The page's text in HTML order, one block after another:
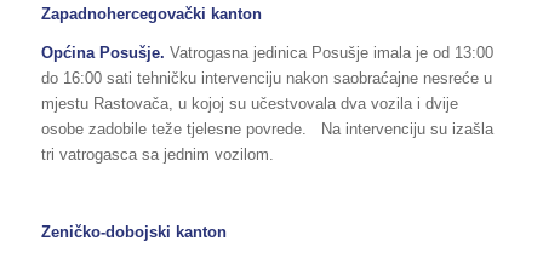
Zapadnohercegovački kanton
Općina Posušje. Vatrogasna jedinica Posušje imala je od 13:00
do 16:00 sati tehničku intervenciju nakon saobraćajne nesreće u
mjestu Rastovača, u kojoj su učestvovala dva vozila i dvije
osobe zadobile teže tjelesne povrede. Na intervenciju su izašla
tri vatrogasca sa jednim vozilom.
Zeničko-dobojski kanton